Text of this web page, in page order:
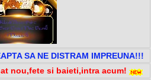
SA NE DISTRAM IMPREUNA!!!
nou,fete si baieti,intra acum!